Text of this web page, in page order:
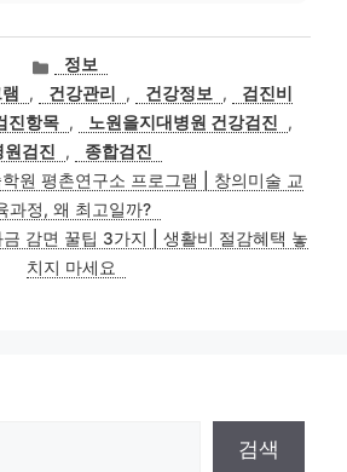
카
테
고
리
정보
, 건강관리 , 건강정보 ,
검진비
진항목 , 노원을지대병원 건강검진
,
원검진
,
종합검진
원 평촌연구소 프로그램 | 창의미술 교
과정, 왜 최고일까?
감면 꿀팁 3가지 | 생활비 절감혜택 놓
치지 마세요
검색